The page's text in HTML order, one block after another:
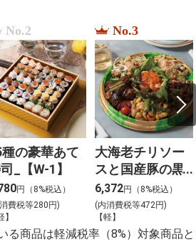
No.2
種の豪華あて
_【W-1】
円（8%税込）
費税等280円)
】
No.3
大海老チリソー
スと国産豚の黒
酢団子と４種料
理の盛合わせ
（大）_【C-2】
6,372円（8%税込）
(内消費税等472円)
【軽】
る商品は軽減税率（8%）対象商品と